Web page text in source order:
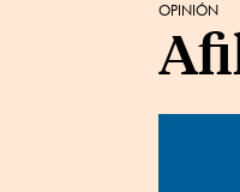
OPINIÓN